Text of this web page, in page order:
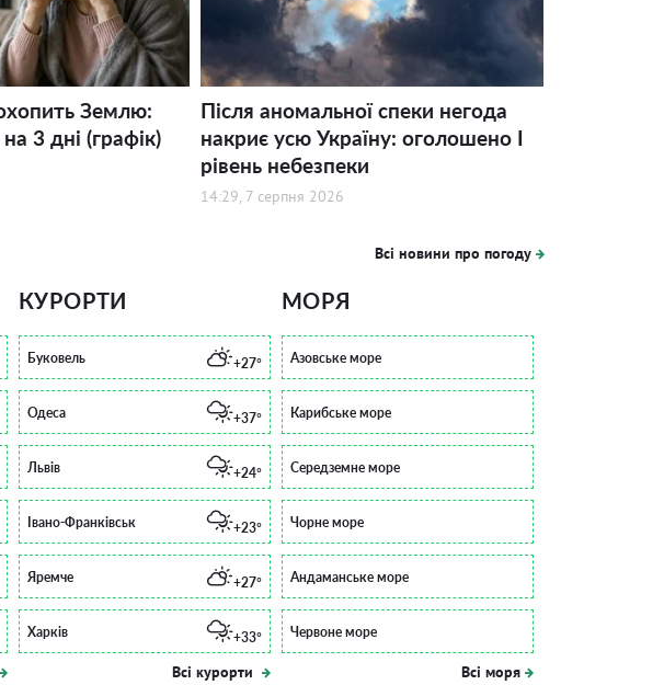
Землю:
3 дні (графік)
Після аномальної спеки негода
накриє усю Україну: оголошено І
рівень небезпеки
14:29, 7 серпня 2026
Всі новини про погоду
КУРОРТИ
Буковель +27°
Одеса +37°
Львів +24°
Івано-Франківськ +23°
Яремче +27°
Харків +33°
Всі курорти
МОРЯ
Азовське море
Карибське море
Середземне море
Чорне море
Андаманське море
Червоне море
Всі моря